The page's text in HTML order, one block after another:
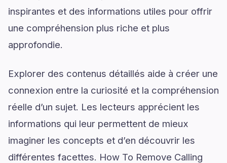
inspirantes et des informations utiles pour offrir
une compréhension plus riche et plus
approfondie.
Explorer des contenus détaillés aide à créer une
connexion entre la curiosité et la compréhension
réelle d’un sujet. Les lecteurs apprécient les
informations qui leur permettent de mieux
imaginer les concepts et d’en découvrir les
différentes facettes. How To Remove Calling